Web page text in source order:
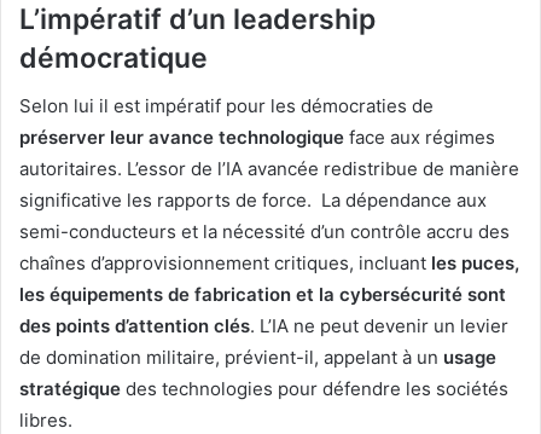
L’impératif d’un leadership
démocratique
Selon lui il est impératif pour les démocraties de
préserver leur avance technologique face aux régimes
autoritaires. L’essor de l’IA avancée redistribue de manière
significative les rapports de force. La dépendance aux
semi-conducteurs et la nécessité d’un contrôle accru des
chaînes d’approvisionnement critiques, incluant les puces,
les équipements de fabrication et la cybersécurité sont
des points d’attention clés. L’IA ne peut devenir un levier
de domination militaire, prévient-il, appelant à un usage
stratégique des technologies pour défendre les sociétés
libres.